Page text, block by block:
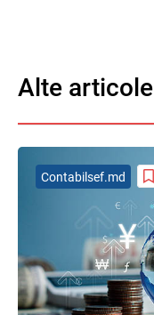
Alte articole
Contabilsef.md